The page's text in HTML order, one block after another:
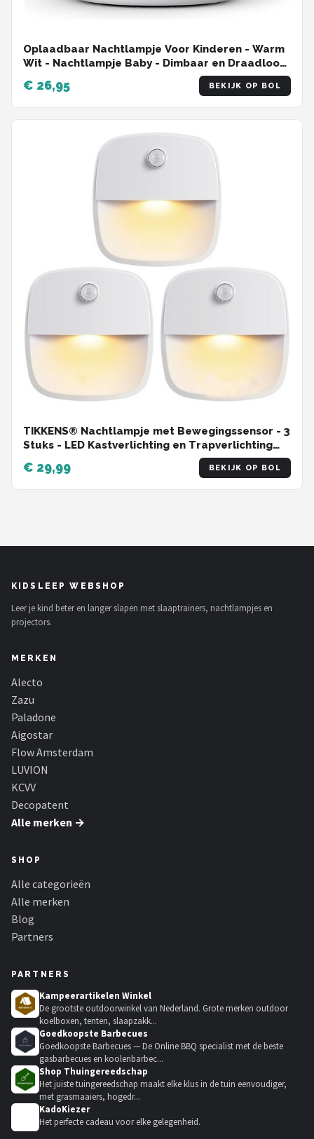
Oplaadbaar Nachtlampje Voor Kinderen - Warm
Wit - Nachtlampje Baby - Dimbaar en Draadloos
- Timer- en geheugenfunctie - USB Oplaadbaar
Nachtlampje Volwassenen
€ 26,95 BEKIJK OP BOL
TIKKENS® Nachtlampje met Bewegingssensor - 3
Stuks - LED Kastverlichting en Trapverlichting
met Sensor - Draadloos op Batterij
€ 29,99 BEKIJK OP BOL
KIDSLEEP WEBSHOP
Leer je kind beter en langer slapen met slaaptrainers, nachtlampjes en
projectors.
MERKEN
Alecto
Zazu
Paladone
Aigostar
Flow Amsterdam
LUVION
KCVV
Decopatent
Alle merken →
SHOP
Alle categorieën
Alle merken
Blog
Partners
PARTNERS
Kampeerartikelen Winkel
De grootste outdoorwinkel van Nederland. Grote merken outdoor
koelboxen, tenten, slaapzakk...
Goedkoopste Barbecues
Goedkoopste Barbecues — De Online BBQ specialist met de beste
gasbarbecues en koolenbarbec...
Shop Thuingereedschap
Het juiste tuingereedschap maakt elke klus in de tuin eenvoudiger,
met grasmaaiers, hogedr...
KadoKiezer
Het perfecte cadeau voor elke gelegenheid.